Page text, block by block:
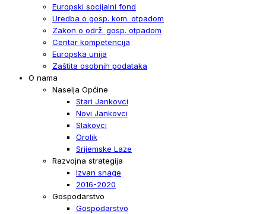
Europski socijalni fond
Uredba o gosp. kom. otpadom
Zakon o održ. gosp. otpadom
Centar kompetencija
Europska unija
Zaštita osobnih podataka
O nama
Naselja Općine
Stari Jankovci
Novi Jankovci
Slakovci
Orolik
Srijemske Laze
Razvojna strategija
Izvan snage
2016-2020
Gospodarstvo
Gospodarstvo